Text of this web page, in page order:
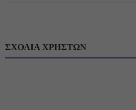
ΣΧΟΛΙΑ ΧΡΗΣΤΩΝ